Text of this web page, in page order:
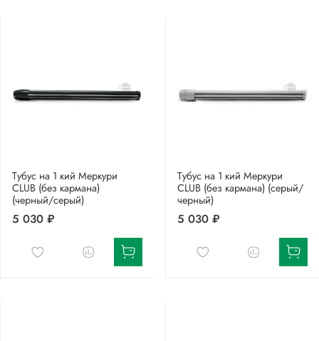
Тубус на 1 кий Меркури
CLUB (без кармана)
(черный/серый)
5 030 ₽
Тубус на 1 кий Меркури
CLUB (без кармана) (серый/
черный)
5 030 ₽